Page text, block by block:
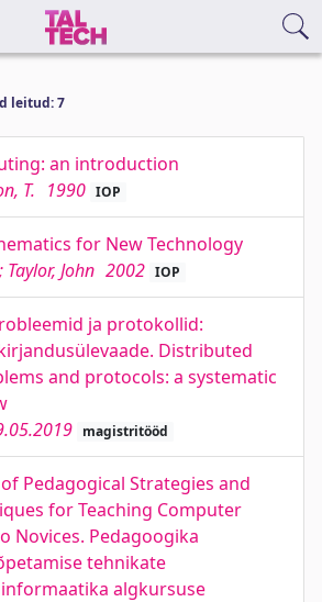
leitud: 7
an introduction
T. 1990 IOP
for New Technology
John 2002 IOP
ja protokollid:
Distributed
and protocols: a systematic
magistritööd
Pedagogical Strategies and
for Teaching Computer
Novices. Pedagoogika
tehnikate
algkursuse